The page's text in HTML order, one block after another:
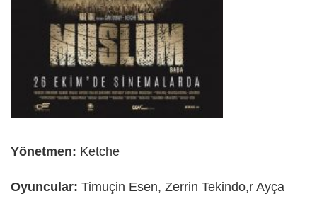
Yönetmen: Ketche
Oyuncular: Timuçin Esen, Zerrin Tekindo,r Ayça